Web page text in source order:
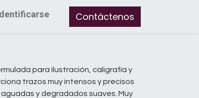
Contáctenos
para ilustración, caligrafía y
trazos muy intensos y precisos
y degradados suaves. Muy